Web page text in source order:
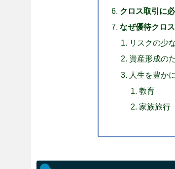
クロス取引に
なぜ優待クロ
リスクの少
資産形成の
人生を豊か
教育
家族旅行